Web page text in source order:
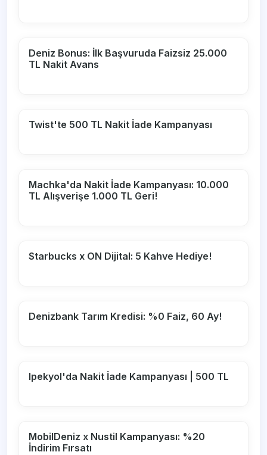
Deniz Bonus: İlk Başvuruda Faizsiz 25.000
TL Nakit Avans
Twist'te 500 TL Nakit İade Kampanyası
Machka'da Nakit İade Kampanyası: 10.000
TL Alışverişe 1.000 TL Geri!
Starbucks x ON Dijital: 5 Kahve Hediye!
Denizbank Tarım Kredisi: %0 Faiz, 60 Ay!
Ipekyol'da Nakit İade Kampanyası | 500 TL
MobilDeniz x Nustil Kampanyası: %20
İndirim Fırsatı